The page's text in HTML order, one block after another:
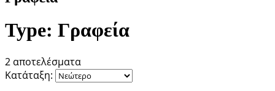
Type: Γραφεία
2 αποτελέσματα
Κατάταξη: